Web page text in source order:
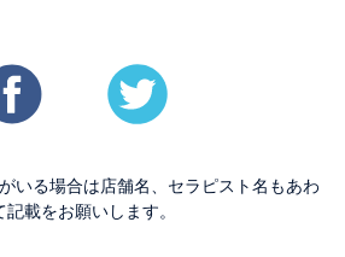
いる場合は店舗名、セラピスト名もあわ
記載をお願いします。